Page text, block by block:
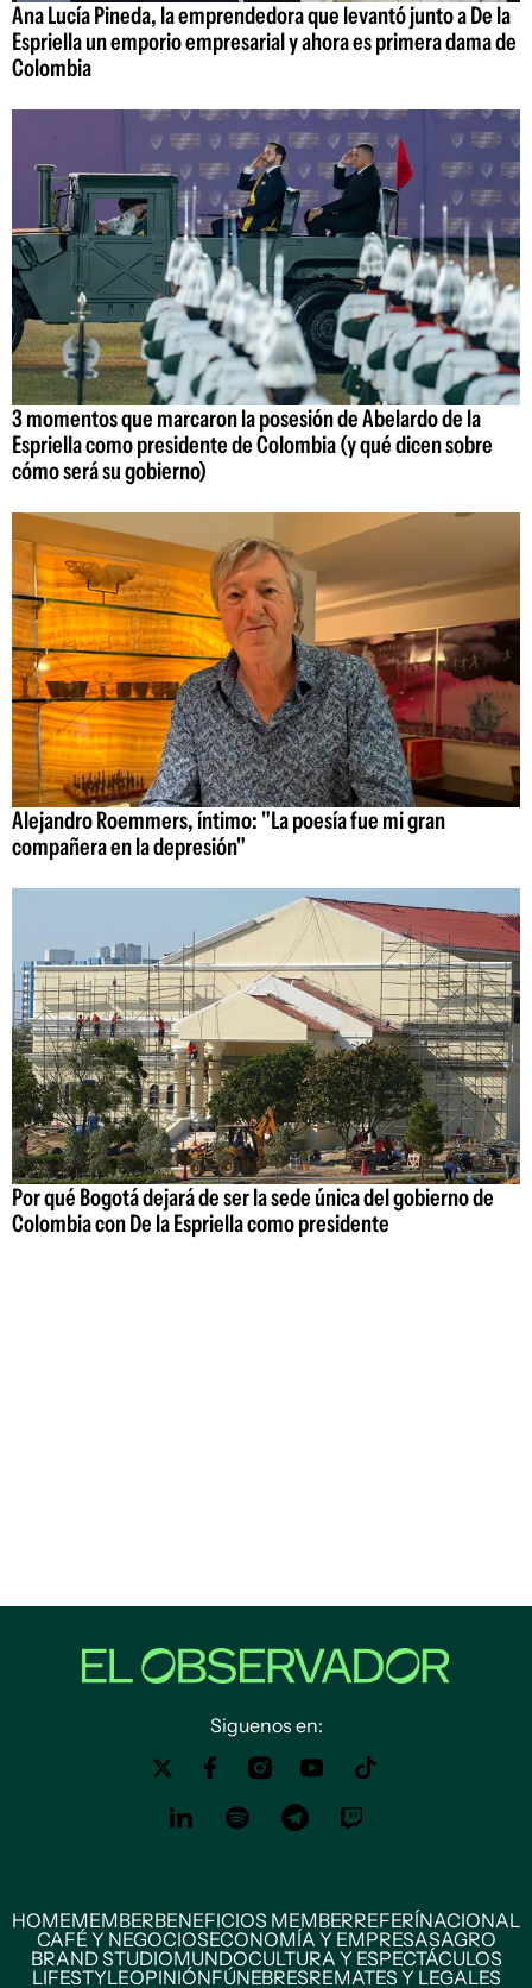
Ana Lucía Pineda, la emprendedora que levantó junto a De la
Espriella un emporio empresarial y ahora es primera dama de
Colombia
3 momentos que marcaron la posesión de Abelardo de la
Espriella como presidente de Colombia (y qué dicen sobre
cómo será su gobierno)
Alejandro Roemmers, íntimo: "La poesía fue mi gran
compañera en la depresión"
Por qué Bogotá dejará de ser la sede única del gobierno de
Colombia con De la Espriella como presidente
Siguenos en:
HOMEMEMBERBENEFICIOS MEMBERREFERÍNACIONAL
CAFÉ Y NEGOCIOSECONOMÍA Y EMPRESASAGRO
BRAND STUDIOMUNDOCULTURA Y ESPECTÁCULOS
LIFESTYLEOPINIÓNFÚNEBRESREMATES Y LEGALES